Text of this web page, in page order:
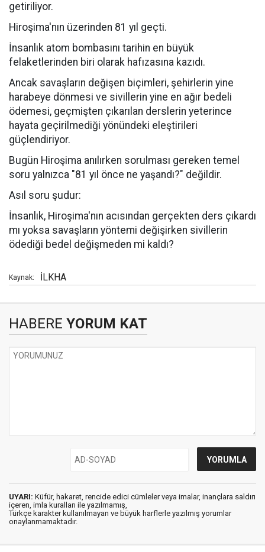
getiriliyor.
Hiroşima'nın üzerinden 81 yıl geçti.
İnsanlık atom bombasını tarihin en büyük
felaketlerinden biri olarak hafızasına kazıdı.
Ancak savaşların değişen biçimleri, şehirlerin yine
harabeye dönmesi ve sivillerin yine en ağır bedeli
ödemesi, geçmişten çıkarılan derslerin yeterince
hayata geçirilmediği yönündeki eleştirileri
güçlendiriyor.
Bugün Hiroşima anılırken sorulması gereken temel
soru yalnızca "81 yıl önce ne yaşandı?" değildir.
Asıl soru şudur:
İnsanlık, Hiroşima'nın acısından gerçekten ders çıkardı
mı yoksa savaşların yöntemi değişirken sivillerin
ödediği bedel değişmeden mi kaldı?
Kaynak: İLKHA
HABERE YORUM KAT
UYARI: Küfür, hakaret, rencide edici cümleler veya imalar, inançlara saldırı
içeren, imla kuralları ile yazılmamış,
Türkçe karakter kullanılmayan ve büyük harflerle yazılmış yorumlar
onaylanmamaktadır.